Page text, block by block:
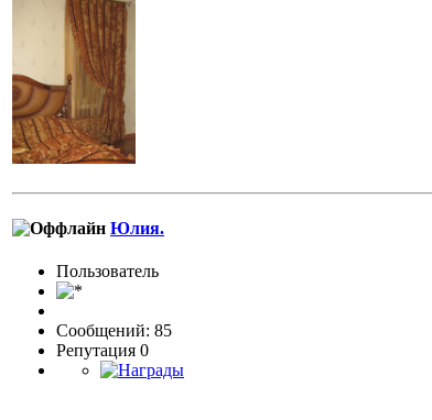
Юлия.
Пользовaтeль
Сообщений: 85
Репутация 0